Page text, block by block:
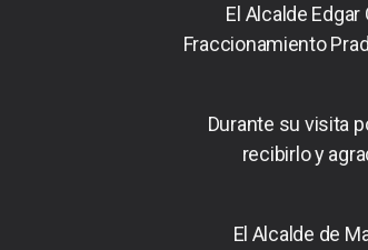
El Alcalde
Fraccionamiento
Durante su visita
recibirlo y
El Alcalde de